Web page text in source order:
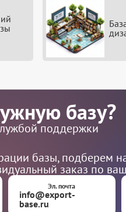
базу?
поддержки
базы, подберем
заказ по
Эл. почта
info@export-
base.ru